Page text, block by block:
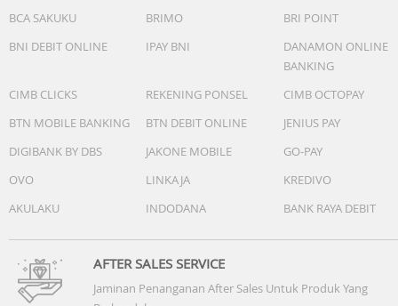
BCA SAKUKU
BRIMO
BRI POINT
BNI DEBIT ONLINE
IPAY BNI
DANAMON ONLINE
BANKING
CIMB CLICKS
REKENING PONSEL
CIMB OCTOPAY
BTN MOBILE BANKING
BTN DEBIT ONLINE
JENIUS PAY
DIGIBANK BY DBS
JAKONE MOBILE
GO-PAY
OVO
LINKAJA
KREDIVO
AKULAKU
INDODANA BANK RAYA DEBIT
AFTER SALES SERVICE
Jaminan Penanganan After Sales Untuk Produk Yang